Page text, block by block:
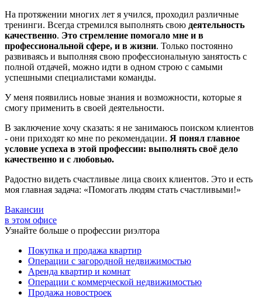
На протяжении многих лет я учился, проходил различные
тренинги. Всегда стремился выполнять свою деятельность
качественно. Это стремление помогало мне и в
профессиональной сфере, и в жизни. Только постоянно
развиваясь и выполняя свою профессиональную занятость с
полной отдачей, можно идти в одном строю с самыми
успешными специалистами команды.
У меня появились новые знания и возможности, которые я
смогу применить в своей деятельности.
В заключение хочу сказать: я не занимаюсь поиском клиентов
- они приходят ко мне по рекомендации. Я понял главное
условие успеха в этой профессии: выполнять своё дело
качественно и с любовью.
Радостно видеть счастливые лица своих клиентов. Это и есть
моя главная задача: «Помогать людям стать счастливыми!»
Вакансии
в этом офисе
Узнайте больше о профессии риэлтора
Покупка и продажа квартир
Операции с загородной недвижимостью
Аренда квартир и комнат
Операции с коммерческой недвижимостью
Продажа новостроек